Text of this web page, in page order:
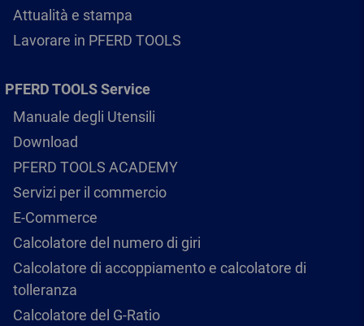
Attualità e stampa
Lavorare in PFERD TOOLS
PFERD TOOLS Service
Manuale degli Utensili
Download
PFERD TOOLS ACADEMY
Servizi per il commercio
E-Commerce
Calcolatore del numero di giri
Calcolatore di accoppiamento e calcolatore di
tolleranza
Calcolatore del G-Ratio